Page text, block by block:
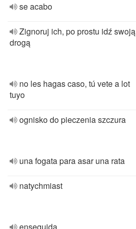
se acabo
Zignoruj ich, po prostu idź swoją
drogą
no les hagas caso, tú vete a lot
tuyo
ognisko do pieczenia szczura
una fogata para asar una rata
natychmiast